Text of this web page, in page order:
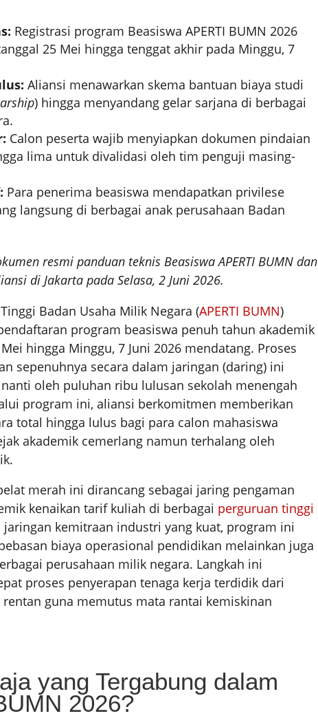
Registrasi program Beasiswa APERTI BUMN 2026
25 Mei hingga tenggat akhir pada Minggu, 7
Aliansi menawarkan skema bantuan biaya studi
) hingga menyandang gelar sarjana di berbagai
Calon peserta wajib menyiapkan dokumen pindaian
lima untuk divalidasi oleh tim penguji masing-
Para penerima beasiswa mendapatkan privilese
langsung di berbagai anak perusahaan Badan
resmi panduan teknis Beasiswa APERTI BUMN dan
di Jakarta pada Selasa, 2 Juni 2026.
Badan Usaha Milik Negara (APERTI BUMN)
program beasiswa penuh tahun akademik
hingga Minggu, 7 Juni 2026 mendatang. Proses
sepenuhnya secara dalam jaringan (daring) ini
oleh puluhan ribu lulusan sekolah menengah
program ini, aliansi berkomitmen memberikan
total hingga lulus bagi para calon mahasiswa
akademik cemerlang namun terhalang oleh
merah ini dirancang sebagai jaring pengaman
kenaikan tarif kuliah di berbagai perguruan tinggi
jaringan kemitraan industri yang kuat, program ini
biaya operasional pendidikan melainkan juga
perusahaan milik negara. Langkah ini
proses penyerapan tenaga kerja terdidik dari
guna memutus mata rantai kemiskinan
yang Tergabung dalam
2026?